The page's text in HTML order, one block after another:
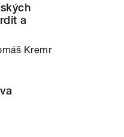
a
Kremr